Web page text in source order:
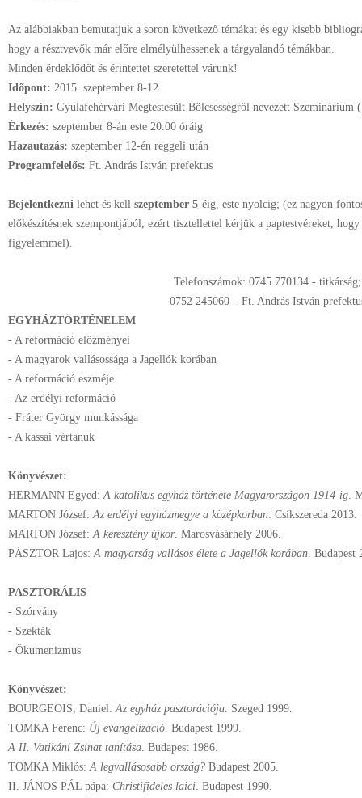
Az alábbiakban bemutatjuk a soron következő témákat és egy kisebb
hogy a résztvevők már előre elmélyülhessenek a tárgyalandó témákban.
Minden érdeklődőt és érintettet szeretettel várunk!
Időpont: 2015. szeptember 8-12.
Helyszín: Gyulafehérvári Megtestesült Bölcsességről nevezett Szeminárium
Érkezés: szeptember 8-án este 20.00 óráig
Hazautazás: szeptember 12-én reggeli után
Programfelelős: Ft. András István prefektus
Bejelentkezni lehet és kell szeptember 5-éig, este nyolcig; (ez nagyon
előkészítésnek szempontjából, ezért tisztellettel kérjük a paptestvéreket, hogy
figyelemmel).
Telefonszámok: 0745 770134 - titkárság;
0752 245060 – Ft. András István
EGYHÁZTÖRTÉNELEM
- A reformáció előzményei
- A magyarok vallásossága a Jagellók korában
- A reformáció eszméje
- Az erdélyi reformáció
- Fráter György munkássága
- A kassai vértanúk
Könyvészet:
HERMANN Egyed:A katolikus egyház története Magyarországon 1914-ig.
MARTON József:Az erdélyi egyházmegye a középkorban. Csíkszereda 2013.
MARTON József:A keresztény újkor. Marosvásárhely 2006.
PÁSZTOR Lajos:A magyarság vallásos élete a Jagellók korában. Budapest
PASZTORÁLIS
- Szórvány
- Szekták
- Ökumenizmus
Könyvészet:
BOURGEOIS, Daniel:Az egyház pasztorációja. Szeged 1999.
TOMKA Ferenc: Új evangelizáció. Budapest 1999.
A II. Vatikáni Zsinat tanítása. Budapest 1986.
TOMKA Miklós:A legvallásosabb ország? Budapest 2005.
II. JÁNOS PÁL pápa: Christifideles laici. Budapest 1990.